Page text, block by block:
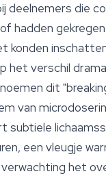
deelnemers die
hadden
konden
het verschil
dit
van
subtiele
een vleugje
het